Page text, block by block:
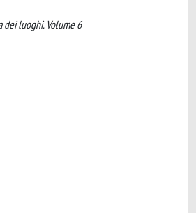
dei luoghi. Volume 6